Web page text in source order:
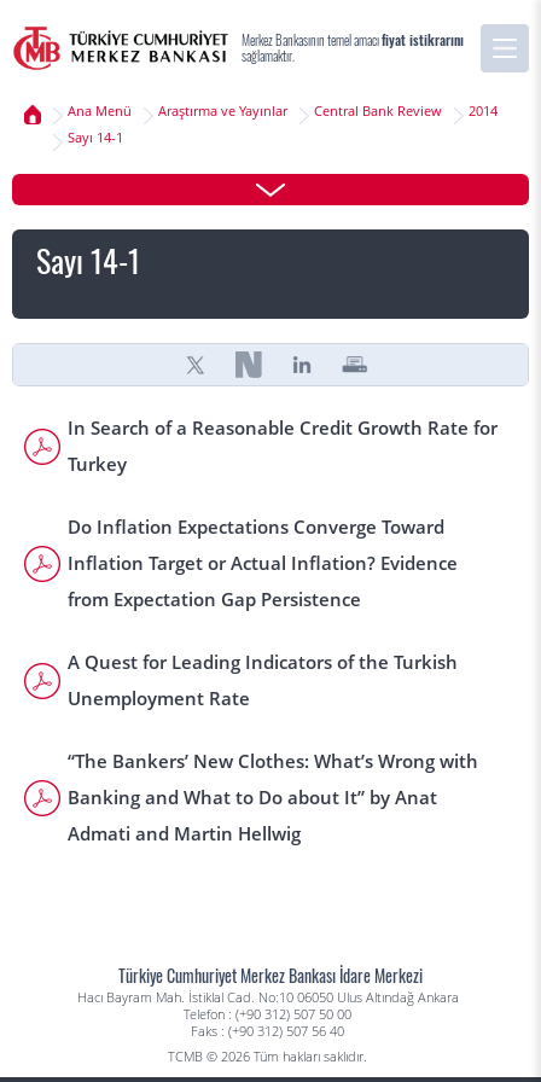
Merkez Bankasının temel amacıfiyat istikrarını
sağlamaktır.
Ana Menü Araştırma ve Yayınlar Central Bank Review
2014
Sayı 14-1
Sayı 14-1
In Search of a Reasonable Credit Growth Rate for
Turkey
Do Inflation Expectations Converge Toward
Inflation Target or Actual Inflation? Evidence
from Expectation Gap Persistence
A Quest for Leading Indicators of the Turkish
Unemployment Rate
“The Bankers’ New Clothes: What’s Wrong with
Banking and What to Do about It” by Anat
Admati and Martin Hellwig
Türkiye Cumhuriyet Merkez Bankası İdare Merkezi
Hacı Bayram Mah. İstiklal Cad. No:10 06050 Ulus Altındağ Ankara
Telefon : (+90 312) 507 50 00
Faks : (+90 312) 507 56 40
TCMB © 2026 Tüm hakları saklıdır.